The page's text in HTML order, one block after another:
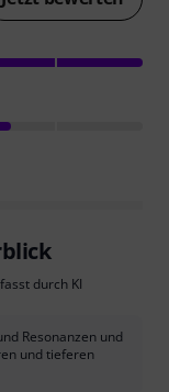
durch KI
Resonanzen und
und tieferen